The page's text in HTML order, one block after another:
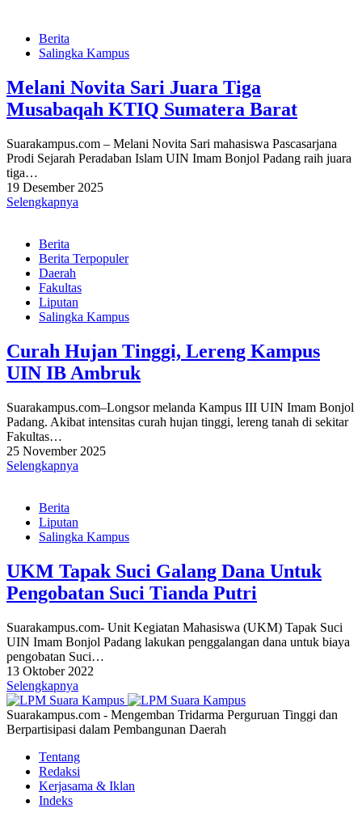
Berita
Salingka Kampus
Melani Novita Sari Juara Tiga
Musabaqah KTIQ Sumatera Barat
Suarakampus.com – Melani Novita Sari mahasiswa Pascasarjana
Prodi Sejarah Peradaban Islam UIN Imam Bonjol Padang raih juara
tiga…
19 Desember 2025
Selengkapnya
Berita
Berita Terpopuler
Daerah
Fakultas
Liputan
Salingka Kampus
Curah Hujan Tinggi, Lereng Kampus
UIN IB Ambruk
Suarakampus.com–Longsor melanda Kampus III UIN Imam Bonjol
Padang. Akibat intensitas curah hujan tinggi, lereng tanah di sekitar
Fakultas…
25 November 2025
Selengkapnya
Berita
Liputan
Salingka Kampus
UKM Tapak Suci Galang Dana Untuk
Pengobatan Suci Tianda Putri
Suarakampus.com- Unit Kegiatan Mahasiswa (UKM) Tapak Suci
UIN Imam Bonjol Padang lakukan penggalangan dana untuk biaya
pengobatan Suci…
13 Oktober 2022
Selengkapnya
Suarakampus.com - Mengemban Tridarma Perguruan Tinggi dan
Berpartisipasi dalam Pembangunan Daerah
Tentang
Redaksi
Kerjasama & Iklan
Indeks